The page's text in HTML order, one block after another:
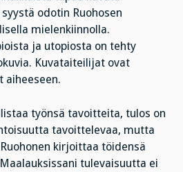
odotin Ruohosen
mielenkiinnolla.
ja utopiosta on tehty
Kuvataiteilijat ovat
aiheeseen.
työnsä tavoitteita, tulos on
tavoittelevaa, mutta
kirjoittaa töidensä
tulevaisuutta ei